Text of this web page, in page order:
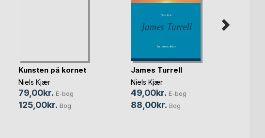
Kunsten på kornet
Niels Kjær
79,00kr. E-bog
125,00kr. Bog
James Turrell
Niels Kjær
49,00kr. E-bog
88,00kr. Bog